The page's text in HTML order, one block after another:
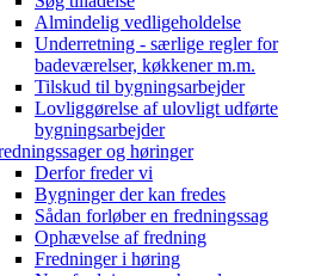
Almindelig vedligeholdelse
Underretning - særlige regler for
badeværelser, køkkener m.m.
Tilskud til bygningsarbejder
Lovliggørelse af ulovligt udførte
bygningsarbejder
og høringer
Derfor freder vi
Bygninger der kan fredes
Sådan forløber en fredningssag
Ophævelse af fredning
Fredninger i høring